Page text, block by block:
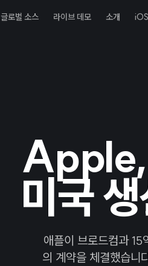
글로벌 소스 라이브 데모 소개
미국
애플이 브로드컴과
의 계약을 체결했습니